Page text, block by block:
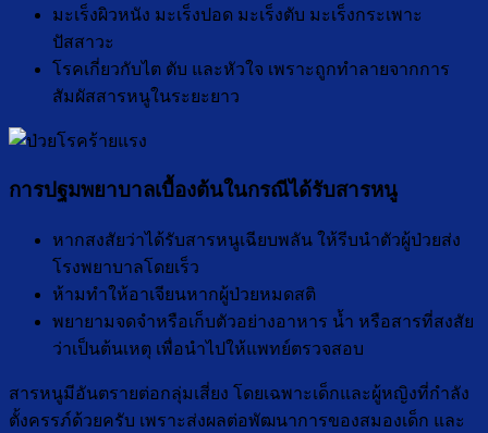
มะเร็งผิวหนัง มะเร็งปอด มะเร็งตับ มะเร็งกระเพาะ
ปัสสาวะ
โรคเกี่ยวกับไต ตับ และหัวใจ เพราะถูกทำลายจากการ
สัมผัสสารหนูในระยะยาว
การปฐมพยาบาลเบื้องต้นในกรณีได้รับสารหนู
หากสงสัยว่าได้รับสารหนูเฉียบพลัน ให้รีบนำตัวผู้ป่วยส่ง
โรงพยาบาลโดยเร็ว
ห้ามทำให้อาเจียนหากผู้ป่วยหมดสติ
พยายามจดจำหรือเก็บตัวอย่างอาหาร น้ำ หรือสารที่สงสัย
ว่าเป็นต้นเหตุ เพื่อนำไปให้แพทย์ตรวจสอบ
สารหนูมีอันตรายต่อกลุ่มเสี่ยง โดยเฉพาะเด็กและผู้หญิงที่กำลัง
ตั้งครรภ์ด้วยครับ เพราะส่งผลต่อพัฒนาการของสมองเด็ก และ